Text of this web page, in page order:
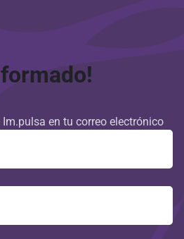
en tu correo electrónico